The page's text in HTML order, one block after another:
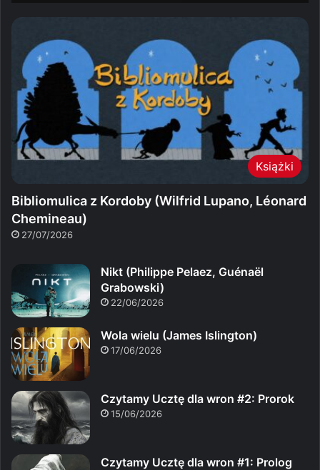
Książki
Bibliomulica z Kordoby (Wilfrid Lupano, Léonard
Chemineau)
27/07/2026
Nikt (Philippe Pelaez, Guénaël
Grabowski)
22/06/2026
Wola wielu (James Islington)
17/06/2026
Czytamy Ucztę dla wron #2: Prorok
15/06/2026
Czytamy Ucztę dla wron #1: Prolog